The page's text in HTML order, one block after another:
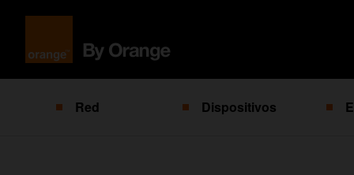
Red Dispositivos